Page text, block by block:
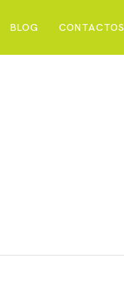
BLOG CONTACTOS